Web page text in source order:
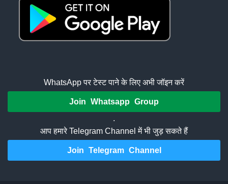
WhatsApp पर टेस्ट पाने के लिए अभी जॉइन करें
Join Whatsapp Group
.
आप हमारे Telegram Channel में भी जुड़ सकते हैं
Join Telegram Channel